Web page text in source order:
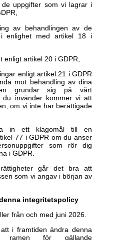
uppgifter som vi lagrar i
av behandlingen av de
enlighet med artikel 18 i
artikel 20 i GDPR,
enligt artikel 21 i GDPR
mot behandling av dina
grundar sig på vårt
du invänder kommer vi att
om vi inte har berättigade
ett klagomål till en
77 i GDPR om du anser
som rör dig
i GDPR.
går det bra att
som vi angav i början av
integritetspolicy
från och med juni 2026.
i framtiden ändra denna
ramen för gällande